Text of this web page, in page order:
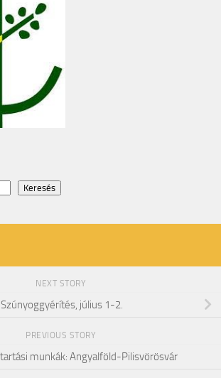
Keresés
NEXT STORY
Szúnyoggyérítés, július 1-2.
PREVIOUS STORY
munkák: Angyalföld-Pilisvörösvár